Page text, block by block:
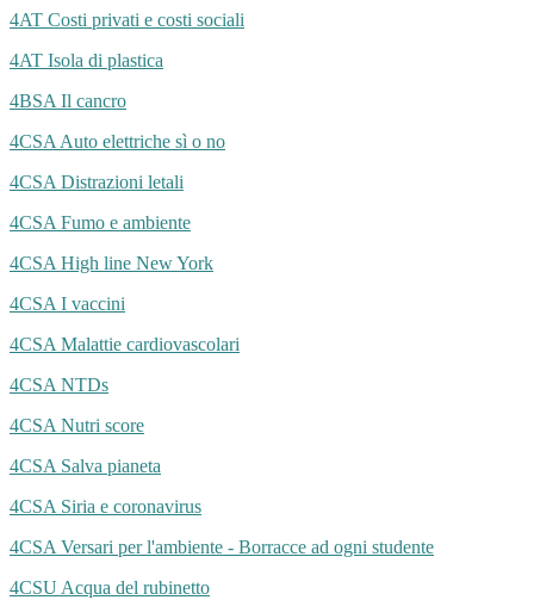
4AT Costi privati e costi sociali
4AT Isola di plastica
4BSA Il cancro
4CSA Auto elettriche sì o no
4CSA Distrazioni letali
4CSA Fumo e ambiente
4CSA High line New York
4CSA I vaccini
4CSA Malattie cardiovascolari
4CSA NTDs
4CSA Nutri score
4CSA Salva pianeta
4CSA Siria e coronavirus
4CSA Versari per l'ambiente - Borracce ad ogni studente
4CSU Acqua del rubinetto